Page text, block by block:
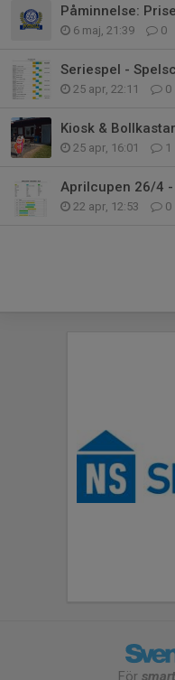
Påminnelse:
6 maj, 21:39 0
Seriespel -
25 apr, 22:11 0
Kiosk &
25 apr, 16:01 1
Aprilcupen 26/4
22 apr, 12:53 0
För